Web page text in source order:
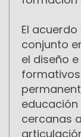
El
conjunto
el diseño
educación
cercanas